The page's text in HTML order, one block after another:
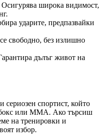
широка видимост,
ударите, предпазвайки
свободно, без излишно
дълъг живот на
сериозен спортист, който
или ММА. Ако търсиш
на тренировки и
избор.